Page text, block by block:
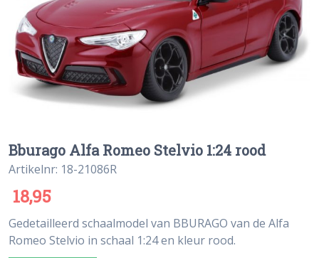
Bburago Alfa Romeo Stelvio 1:24 rood
Artikelnr: 18-21086R
18,95
Gedetailleerd schaalmodel van BBURAGO van de Alfa
Romeo Stelvio in schaal 1:24 en kleur rood.